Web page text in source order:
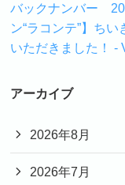
バックナンバー
ン“ラコンテ”】ち
いただきました！ -
アーカイブ
2026年8月
2026年7月